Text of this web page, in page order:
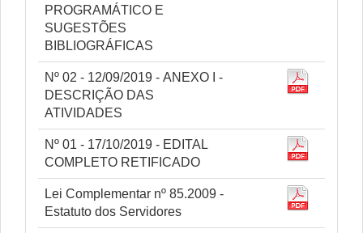
PROGRAMÁTICO E
SUGESTÕES
BIBLIOGRÁFICAS
Nº 02 - 12/09/2019 - ANEXO I -
DESCRIÇÃO DAS
ATIVIDADES
Nº 01 - 17/10/2019 - EDITAL
COMPLETO RETIFICADO
Lei Complementar nº 85.2009 -
Estatuto dos Servidores